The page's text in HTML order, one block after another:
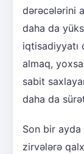
dərəcələrini
daha da
iqtisadiyyatı
almaq,
sabit
daha da
Son bir ayda
zirvələrə